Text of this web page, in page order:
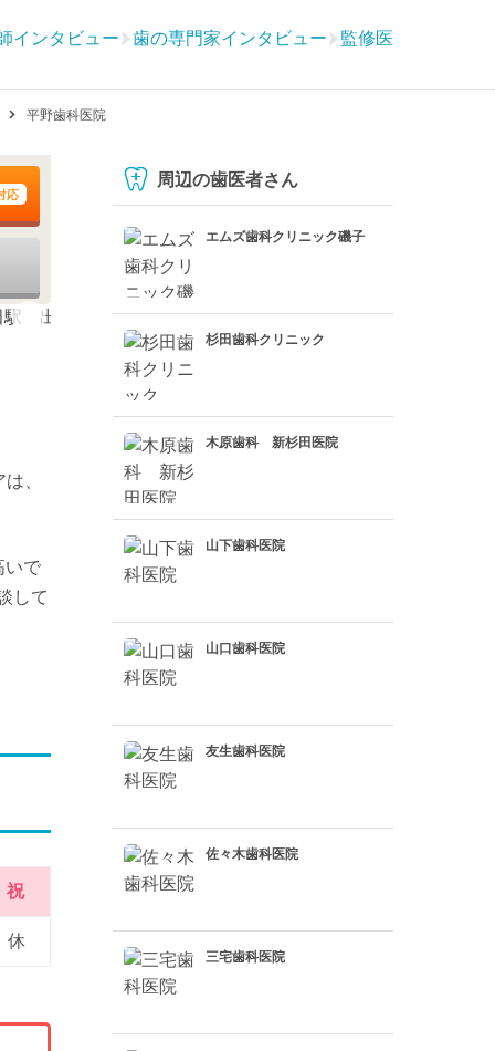
インタビュー 歯の専門家インタビュー 監修医
平野歯科医院
応
、
いで
して
祝
休
周辺の歯医者さん
エムズ歯科クリニック磯子
杉田歯科クリニック
木原歯科 新杉田医院
山下歯科医院
山口歯科医院
友生歯科医院
佐々木歯科医院
三宅歯科医院